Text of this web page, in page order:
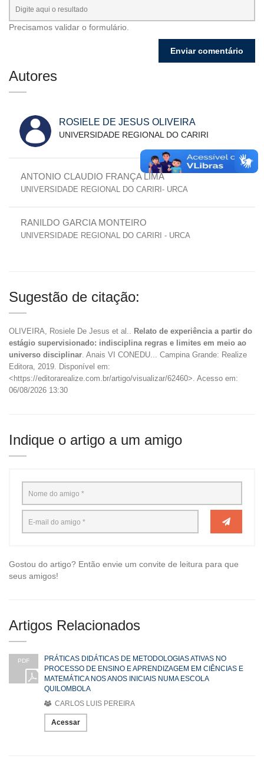
Precisamos validar o formulário.
Autores
ROSIELE DE JESUS OLIVEIRA
UNIVERSIDADE REGIONAL DO CARIRI
ANTONIO CLAUDIO FRANÇA LIMA
UNIVERSIDADE REGIONAL DO CARIRI- URCA
RANILDO GARCIA MONTEIRO
UNIVERSIDADE REGIONAL DO CARIRI - URCA
Sugestão de citação:
OLIVEIRA, Rosiele De Jesus et al.. Relato de experiência a partir do
estágio supervisionado: indisciplina regras e limites em meio ao
universo disciplinar. Anais VI CONEDU... Campina Grande: Realize
Editora, 2019. Disponível em:
<https://editorarealize.com.br/artigo/visualizar/62460>. Acesso em:
06/08/2026 13:30
Indique o artigo a um amigo
Gostou do artigo? Então envie um convite de leitura para que
seus amigos!
Artigos Relacionados
PDF
PRÁTICAS DIDÁTICAS DE METODOLOGIAS ATIVAS NO
PROCESSO DE ENSINO E APRENDIZAGEM EM CIÊNCIAS E
MATEMÁTICA NOS ANOS INICIAIS NUMA ESCOLA
QUILOMBOLA
CARLOS LUIS PEREIRA
Acessar